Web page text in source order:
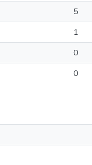
5
1
0
0